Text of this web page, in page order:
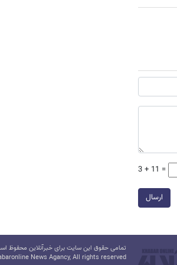
3 + 11 =
ارسال
تمامی حقوق این سایت برای خبرآنلاین محفوظ
News Agancy, All rights reserved